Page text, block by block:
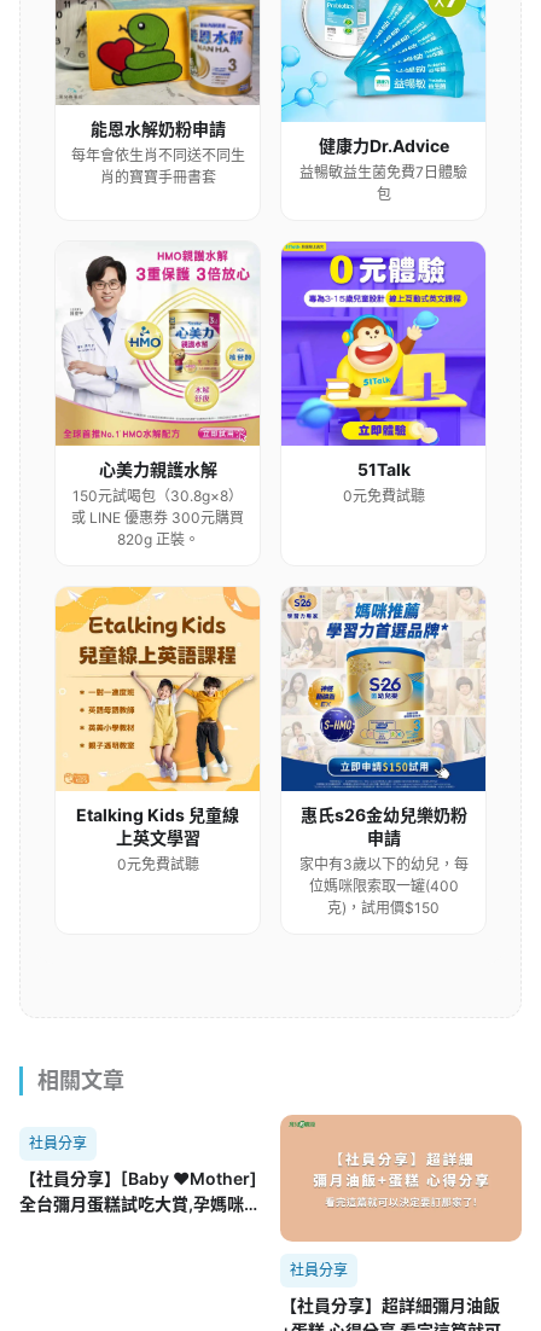
能恩水解奶粉申請
每年會依生肖不同送不同生
肖的寶寶手冊書套
健康力Dr.Advice
益暢敏益生菌免費7日體驗
包
心美力親護水解
150元試喝包（30.8g×8）
或 LINE 優惠券 300元購買
820g 正裝。
51Talk
0元免費試聽
Etalking Kids 兒童線
上英文學習
0元免費試聽
惠氏s26金幼兒樂奶粉
申請
家中有3歲以下的幼兒，每
位媽咪限索取一罐(400
克)，試用價$150
相關文章
社員分享
【社員分享】[Baby ♥Mother]
全台彌月蛋糕試吃大賞,孕媽咪必
社員分享
【社員分享】超詳細彌月油飯